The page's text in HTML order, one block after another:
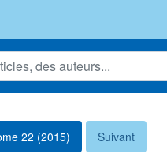
22 (2015) Suivant